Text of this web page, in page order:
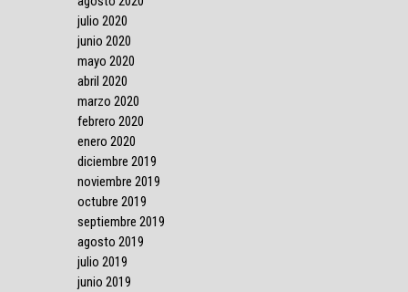
julio 2020
junio 2020
mayo 2020
abril 2020
marzo 2020
febrero 2020
enero 2020
diciembre 2019
noviembre 2019
octubre 2019
septiembre 2019
agosto 2019
julio 2019
junio 2019